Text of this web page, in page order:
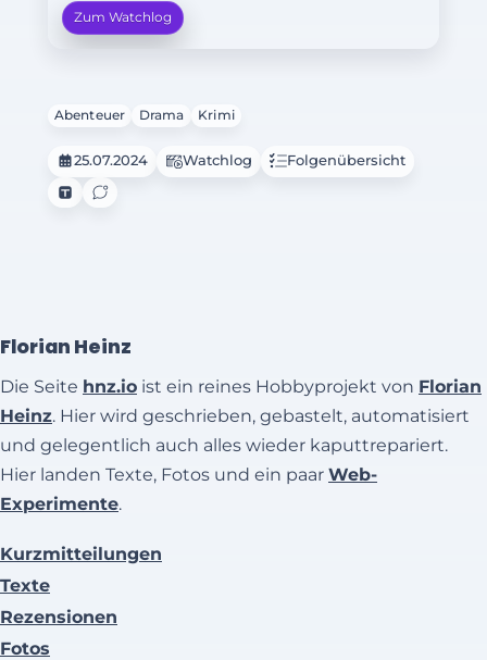
Zum Watchlog
Abenteuer Drama Krimi
25.07.2024 Watchlog Folgenübersicht
Florian Heinz
Die Seite hnz.io ist ein reines Hobbyprojekt von Florian
Heinz. Hier wird geschrieben, gebastelt, automatisiert
und gelegentlich auch alles wieder kaputtrepariert.
Hier landen Texte, Fotos und ein paar Web-
Experimente.
Kurzmitteilungen
Texte
Rezensionen
Fotos